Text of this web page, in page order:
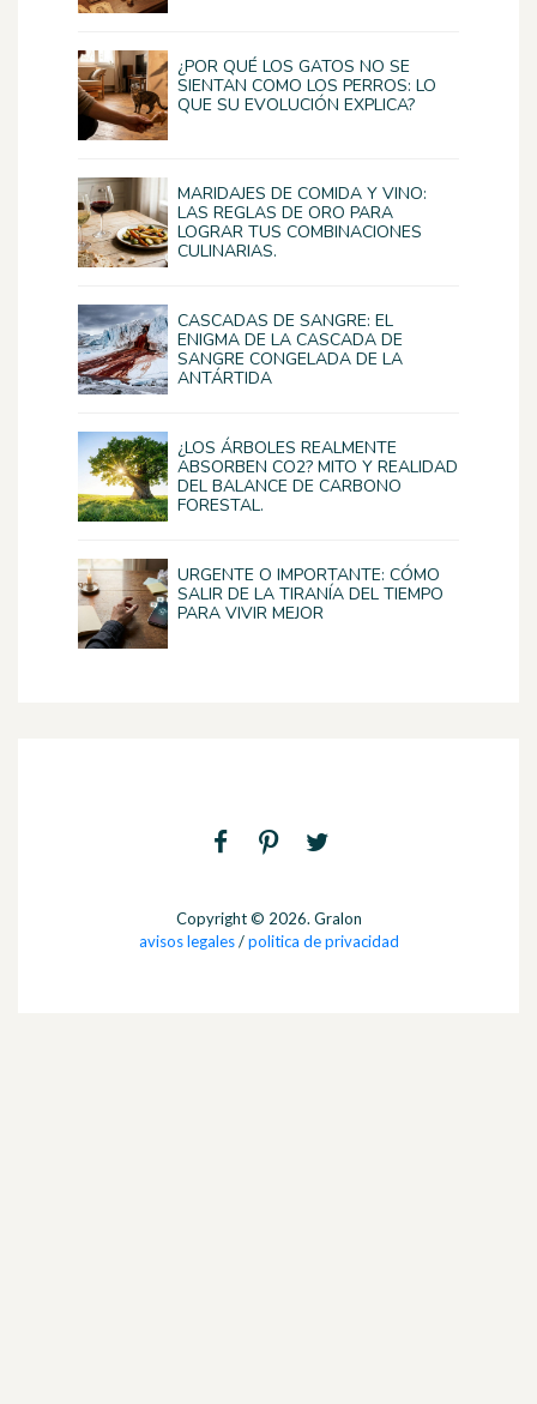
¿POR QUÉ LOS GATOS NO SE
SIENTAN COMO LOS PERROS: LO
QUE SU EVOLUCIÓN EXPLICA?
MARIDAJES DE COMIDA Y VINO:
LAS REGLAS DE ORO PARA
LOGRAR TUS COMBINACIONES
CULINARIAS.
CASCADAS DE SANGRE: EL
ENIGMA DE LA CASCADA DE
SANGRE CONGELADA DE LA
ANTÁRTIDA
¿LOS ÁRBOLES REALMENTE
ABSORBEN CO2? MITO Y REALIDAD
DEL BALANCE DE CARBONO
FORESTAL.
URGENTE O IMPORTANTE: CÓMO
SALIR DE LA TIRANÍA DEL TIEMPO
PARA VIVIR MEJOR
Copyright © 2026. Gralon
avisos legales/politica de privacidad